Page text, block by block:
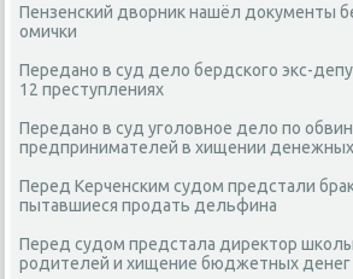
Пензенский дворник нашёл документы
омички
Передано в суд дело бердского экс-
12 преступлениях
Передано в суд уголовное дело по
предпринимателей в хищении
Перед Керченским судом предстали
пытавшиеся продать дельфина
Перед судом предстала директор
родителей и хищение бюджетных денег